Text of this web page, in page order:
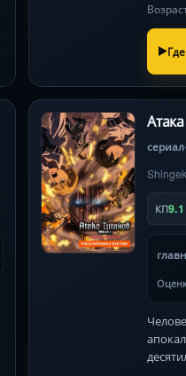
сериал
КП9.1